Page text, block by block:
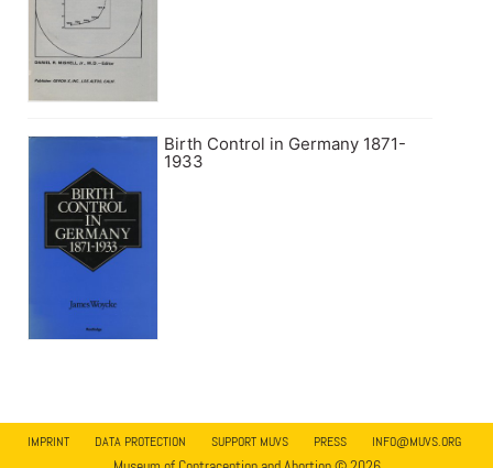
Birth Control in Germany 1871-
1933
IMPRINT DATA PROTECTION SUPPORT MUVS PRESS INFO@MUVS.ORG